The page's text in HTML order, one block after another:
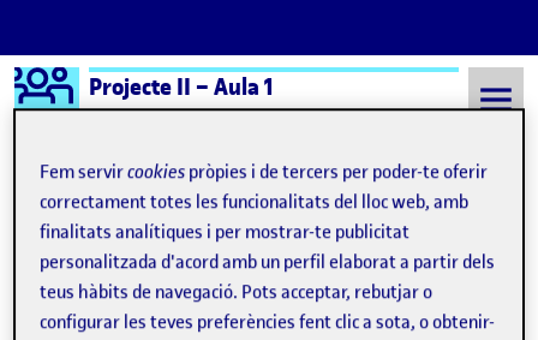
Saltar al contingut
Logo Ágora
Projecte II – Aula 1
Semestre 20231 - Aula 1 12 Gener, 2024
12 Gener, 2024
Fem servircookies pròpies i de tercers per poder-te oferir
correctament totes les funcionalitats del lloc web, amb
finalitats analítiques i per mostrar-te publicitat
personalitzada d'acord amb un perfil elaborat a partir dels
teus hàbits de navegació. Pots acceptar, rebutjar o
configurar les teves preferències fent clic a sota, o obtenir-